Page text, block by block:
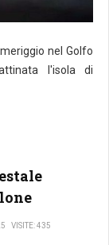
nel Golfo
l'isola di
VISITE: 435